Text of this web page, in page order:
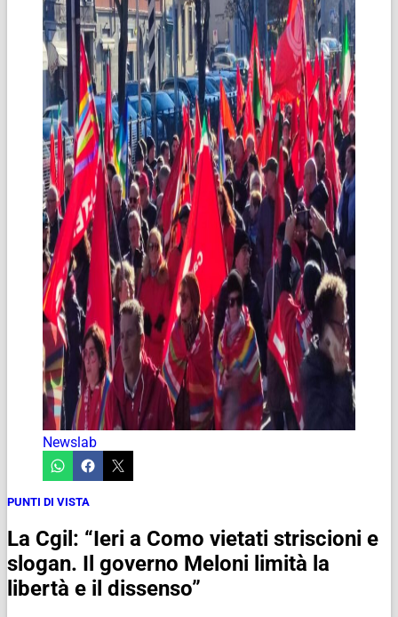
Newslab
PUNTI DI VISTA
La Cgil: “Ieri a Como vietati striscioni e
slogan. Il governo Meloni limità la
libertà e il dissenso”